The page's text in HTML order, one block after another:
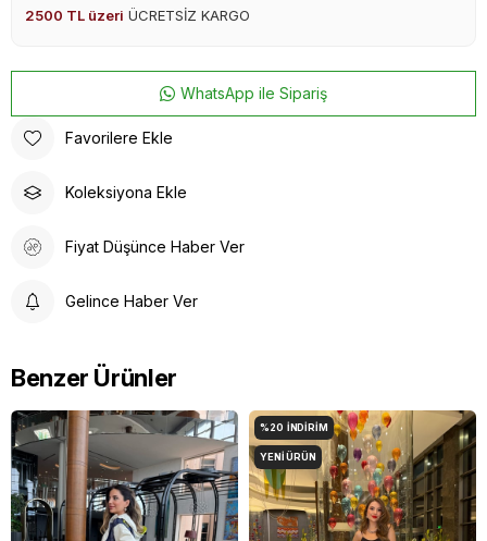
2500 TL üzeri ÜCRETSİZ KARGO
WhatsApp ile Sipariş
Favorilere Ekle
Koleksiyona Ekle
Fiyat Düşünce Haber Ver
Gelince Haber Ver
Benzer Ürünler
%20 İNDIRIM
YENI ÜRÜN